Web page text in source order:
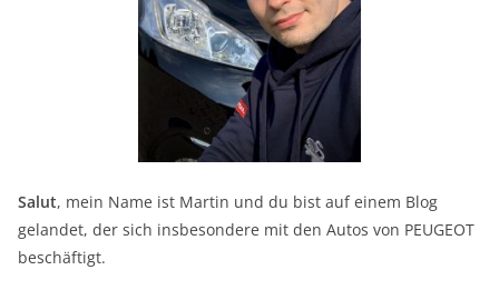
Salut, mein Name ist Martin und du bist auf einem Blog
gelandet, der sich insbesondere mit den Autos von PEUGEOT
beschäftigt.